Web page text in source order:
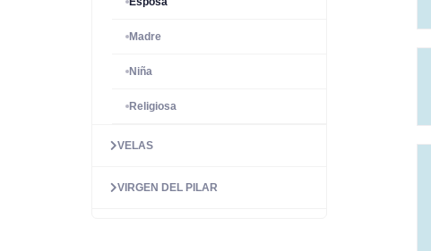
Madre
Niña
Religiosa
VELAS
VIRGEN DEL PILAR